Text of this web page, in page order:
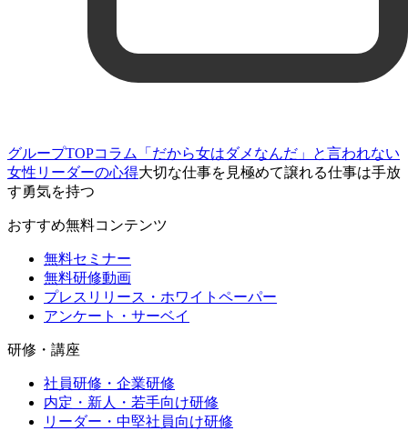
グループTOPコラム
「だから女はダメなんだ」と言われない
女性リーダーの心得大切な仕事を見極めて譲れる仕事は手放
す勇気を持つ
おすすめ無料コンテンツ
無料セミナー
無料研修動画
プレスリリース・ホワイトペーパー
アンケート・サーベイ
研修・講座
社員研修・企業研修
内定・新人・若手向け研修
リーダー・中堅社員向け研修